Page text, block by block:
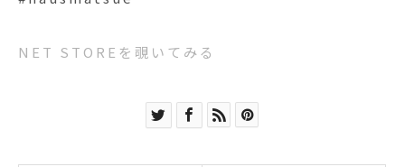
NET STOREを覗いてみる